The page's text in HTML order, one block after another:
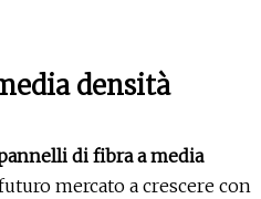
densità
di fibra a media
mercato a crescere con